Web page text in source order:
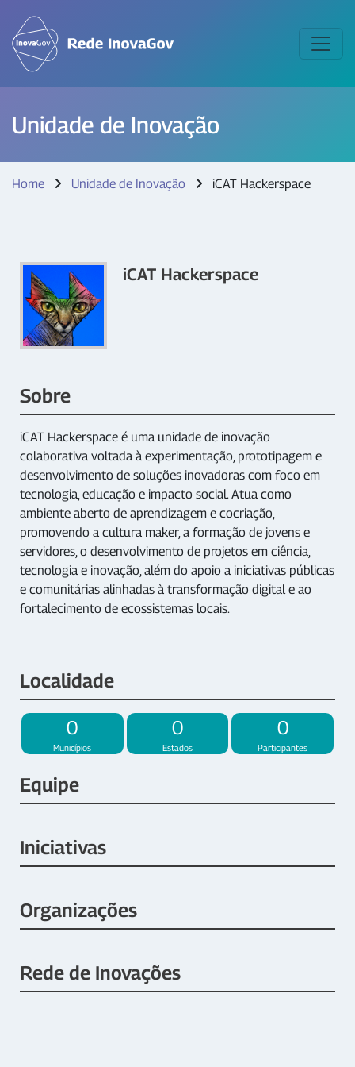
Unidade de Inovação
Home Unidade de Inovação iCAT Hackerspace
iCAT Hackerspace
Sobre
iCAT Hackerspace é uma unidade de inovação
colaborativa voltada à experimentação, prototipagem e
desenvolvimento de soluções inovadoras com foco em
tecnologia, educação e impacto social. Atua como
ambiente aberto de aprendizagem e cocriação,
promovendo a cultura maker, a formação de jovens e
servidores, o desenvolvimento de projetos em ciência,
tecnologia e inovação, além do apoio a iniciativas públicas
e comunitárias alinhadas à transformação digital e ao
fortalecimento de ecossistemas locais.
Localidade
0
Municípios
0
Estados
0
Participantes
Equipe
Iniciativas
Organizações
Rede de Inovações